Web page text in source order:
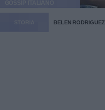
BELEN RODRIGUEZ